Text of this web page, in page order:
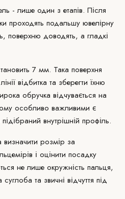
- лише один з етапів. Після
проходять подальшу ювелірну
поверхню доводять, а гладкі
7 мм. Така поверхня
відбитка та зберегти їхню
обручка відчувається на
особливо важливими є
внутрішній профіль.
розмір за
і оцінити посадку
не лише окружність пальця,
та звичні відчуття під